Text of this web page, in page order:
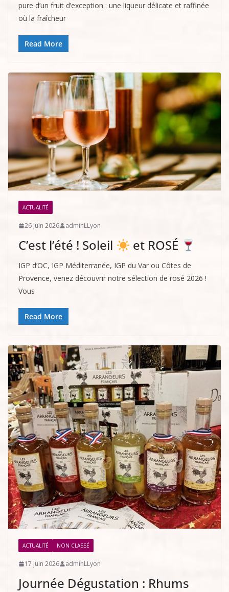
pure d’un fruit d’exception : une liqueur délicate et raffinée
où la fraîcheur
Read More
ACTUALITÉ
26 juin 2026 adminLLyon
C’est l’été ! Soleil et ROSÉ
IGP d’OC, IGP Méditerranée, IGP du Var ou Côtes de
Provence, venez découvrir notre sélection de rosé 2026 !
Vous
Read More
ACTUALITÉ NON CLASSÉ
17 juin 2026 adminLLyon
Journée Dégustation : Rhums